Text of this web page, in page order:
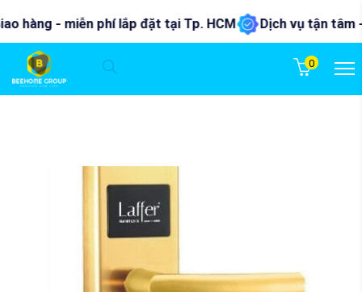
- miễn phí lắp đặt tại Tp. HCM Dịch vụ tận tâm -
0